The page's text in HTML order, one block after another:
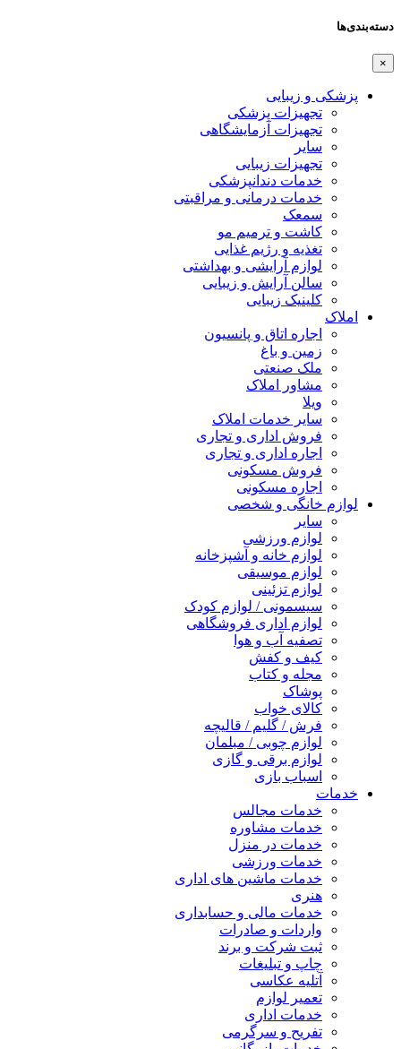
دسته‌بندی‌ها
×
پزشکی و زیبایی
تجهیزات پزشکی
تجهیزات آزمایشگاهی
سایر
تجهیزات زیبایی
خدمات دندانپزشکی
خدمات درمانی و مراقبتی
سمعک
کاشت و ترمیم مو
تغذیه و رژیم غذایی
لوازم آرایشی و بهداشتی
سالن آرایش و زیبایی
کلینیک زیبایی
املاک
اجاره اتاق و پانسیون
زمین و باغ
ملک صنعتی
مشاور املاک
ویلا
سایر خدمات املاک
فروش اداری و تجاری
اجاره اداری و تجاری
فروش مسکونی
اجاره مسکونی
لوازم خانگی و شخصی
سایر
لوازم ورزشی
لوازم خانه و آشپزخانه
لوازم موسیقی
لوازم تزئینی
سیسمونی / لوازم کودک
لوازم اداری فروشگاهی
تصفیه آب و هوا
کیف و کفش
مجله و کتاب
پوشاک
کالای خواب
فرش / گلیم / قالیچه
لوازم چوبی / مبلمان
لوازم برقی و گازی
اسباب بازی
خدمات
خدمات مجالس
خدمات مشاوره
خدمات در منزل
خدمات ورزشی
خدمات ماشین های اداری
هنری
خدمات مالی و حسابداری
واردات و صادرات
ثبت شرکت و برند
چاپ و تبلیغات
آتلیه عکاسی
تعمیر لوازم
خدمات اداری
تفریح و سرگرمی